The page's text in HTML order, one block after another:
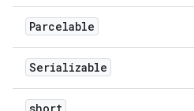
Parcelable
Serializable